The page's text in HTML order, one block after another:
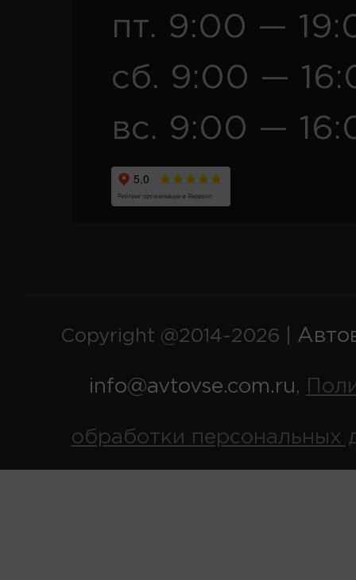
пт. 9:00 —
сб. 9:00 —
вс. 9:00 —
Copyright @2014-2026 |
info@avtovse.com.ru,
обработки персональных